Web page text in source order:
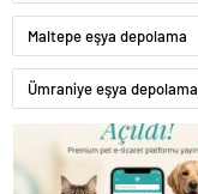
Maltepe eşya depolama
Ümraniye eşya depolama